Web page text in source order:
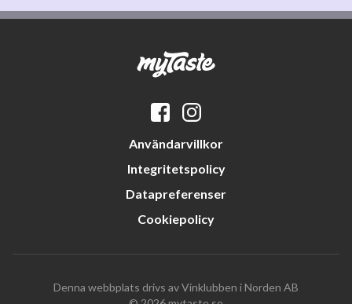
Användarvillkor
Integritetspolicy
Datapreferenser
Cookiepolicy
Denna webbplats drivs av Vinklubben i Norden AB